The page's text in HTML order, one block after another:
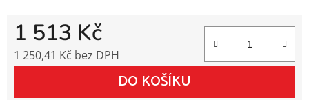
1 513 Kč
1 250,41 Kč bez DPH
DO KOŠÍKU